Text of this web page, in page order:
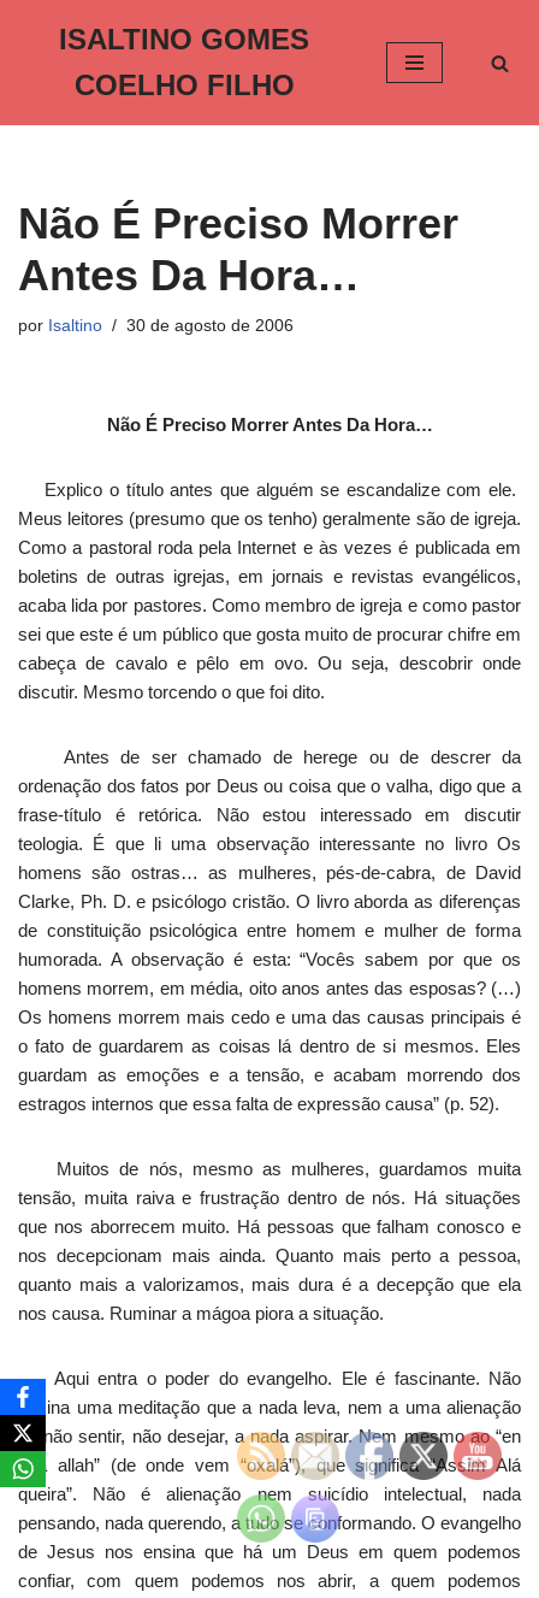
o
ISALTINO GOMES
COELHO FILHO
Não É Preciso Morrer
Antes Da Hora…
por Isaltino 30 de agosto de 2006
Não É Preciso Morrer Antes Da Hora…
Explico o título antes que alguém se escandalize com ele.
Meus leitores (presumo que os tenho) geralmente são de igreja.
Como a pastoral roda pela Internet e às vezes é publicada em
boletins de outras igrejas, em jornais e revistas evangélicos,
acaba lida por pastores. Como membro de igreja e como pastor
sei que este é um público que gosta muito de procurar chifre em
cabeça de cavalo e pêlo em ovo. Ou seja, descobrir onde
discutir. Mesmo torcendo o que foi dito.
Antes de ser chamado de herege ou de descrer da
ordenação dos fatos por Deus ou coisa que o valha, digo que a
frase-título é retórica. Não estou interessado em discutir
teologia. É que li uma observação interessante no livro Os
homens são ostras… as mulheres, pés-de-cabra, de David
Clarke, Ph. D. e psicólogo cristão. O livro aborda as diferenças
de constituição psicológica entre homem e mulher de forma
humorada. A observação é esta: “Vocês sabem por que os
homens morrem, em média, oito anos antes das esposas? (…)
Os homens morrem mais cedo e uma das causas principais é
o fato de guardarem as coisas lá dentro de si mesmos. Eles
guardam as emoções e a tensão, e acabam morrendo dos
estragos internos que essa falta de expressão causa” (p. 52).
Muitos de nós, mesmo as mulheres, guardamos muita
tensão, muita raiva e frustração dentro de nós. Há situações
que nos aborrecem muito. Há pessoas que falham conosco e
nos decepcionam mais ainda. Quanto mais perto a pessoa,
quanto mais a valorizamos, mais dura é a decepção que ela
nos causa. Ruminar a mágoa piora a situação.
Aqui entra o poder do evangelho. Ele é fascinante. Não
ensina uma meditação que a nada leva, nem a uma alienação
de não sentir, não desejar, a nada aspirar. Nem mesmo ao “en
sha allah” (de onde vem “oxalá”), que significa “Assim Alá
queira”. Não é alienação nem suicídio intelectual, nada
pensando, nada querendo, a tudo se conformando. O evangelho
de Jesus nos ensina que há um Deus em quem podemos
confiar, com quem podemos nos abrir, a quem podemos